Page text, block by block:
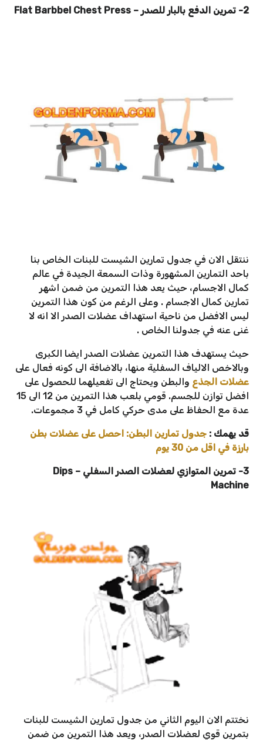
2- تمرين الدفع بالبار للصدر – Flat Barbbel Chest Press
ننتقل الان في جدول تمارين الشيست للبنات الخاص بنا
باحد التمارين المشهورة وذات السمعة الجيدة في عالم
كمال الاجسام، حيث يعد هذا التمرين من ضمن اشهر
تمارين كمال الاجسام . وعلى الرغم من كون هذا التمرين
ليس الافضل من ناحية استهداف عضلات الصدر الا انه لا
غنى عنه في جدولنا الخاص .
حيث يستهدف هذا التمرين عضلات الصدر ايضا الكبرى
وبالاخص الالياف السفلية منها، بالاضافة الى كونه فعال على
عضلات الجذع والبطن ويحتاج الى تفعيلهما للحصول على
افضل توازن للجسم. قومي بلعب هذا التمرين من 12 الى 15
عدة مع الحفاظ على مدى حركي كامل في 3 مجموعات.
قد يهمك : جدول تمارين البطن: احصل على عضلات بطن
بارزة في اقل من 30 يوم
3- تمرين المتوازي لعضلات الصدر السفلي – Dips
Machine
نختتم الان اليوم الثاني من جدول تمارين الشيست للبنات
بتمرين قوي لعضلات الصدر، ويعد هذا التمرين من ضمن